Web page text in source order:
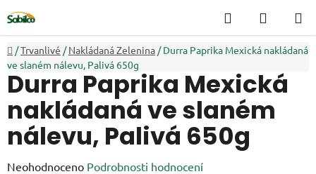
na
obsah
Hledat
KOŠÍK
Domů
/Trvanlivé / Nakládaná Zelenina / Durra Paprika Mexická nakládaná
ve slaném nálevu, Palivá 650g
Durra Paprika Mexická
nakládaná ve slaném
nálevu, Palivá 650g
Průměrné
Neohodnoceno Podrobnosti hodnocení